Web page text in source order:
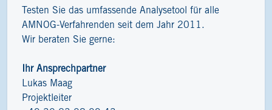
Testen Sie das umfassende Analysetool für alle
AMNOG-Verfahrenden seit dem Jahr 2011.
Wir beraten Sie gerne:
Ihr Ansprechpartner
Lukas Maag
Projektleiter